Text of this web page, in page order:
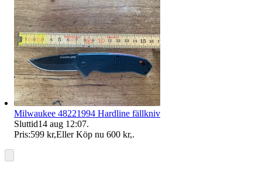
Milwaukee 48221994 Hardline fällkniv
Sluttid14 aug 12:07.
Pris:599 kr,Eller Köp nu 600 kr,.